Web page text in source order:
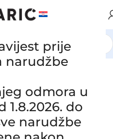
prije
narudžbe
odmora u
1.8.2026. do
narudžbe
AUDI / SEAT / ŠKODA